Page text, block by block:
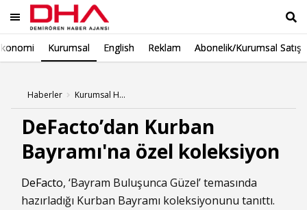
Kurumsal English Reklam Abonelik/Kurumsal Satış
Haberler Kurumsal Haberleri
DeFacto’dan Kurban
Bayramı'na özel koleksiyon
DeFacto, ‘Bayram Buluşunca Güzel’ temasında
hazırladığı Kurban Bayramı koleksiyonunu tanıttı.